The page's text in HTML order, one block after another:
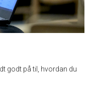
godt på til, hvordan du